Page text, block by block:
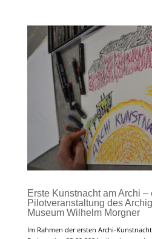
Erste Kunstnacht am Archi –
Pilotveranstaltung des
Museum Wilhelm Morgner
Im Rahmen der ersten Archi-